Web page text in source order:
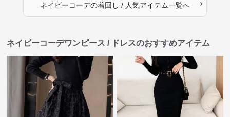
ネイビーコーデの着回し / 人気アイテム一覧へ ›
ネイビーコーデワンピース / ドレスのおすすめアイテム